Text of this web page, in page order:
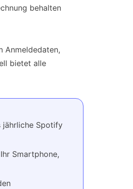
behalten
Anmeldedaten,
bietet alle
jährliche Spotify
Smartphone,